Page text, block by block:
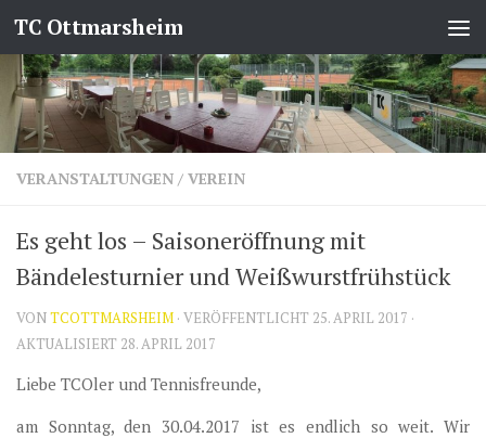
Zum Inhalt springen
TC Ottmarsheim
VERANSTALTUNGEN / VEREIN
Es geht los – Saisoneröffnung mit
Bändelesturnier und Weißwurstfrühstück
VONTCOTTMARSHEIM · VERÖFFENTLICHT 25. APRIL 2017 ·
AKTUALISIERT 28. APRIL 2017
Liebe TCOler und Tennisfreunde,
am Sonntag, den 30.04.2017 ist es endlich so weit. Wir